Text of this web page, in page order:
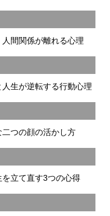
間関係が離れる心理
人生が逆転する行動心理
つの顔の活かし方
立て直す3つの心得